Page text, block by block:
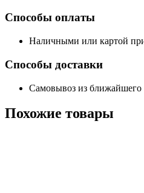
Способы оплаты
Наличными или картой
Способы доставки
Самовывоз из ближайшего
Похожие товары